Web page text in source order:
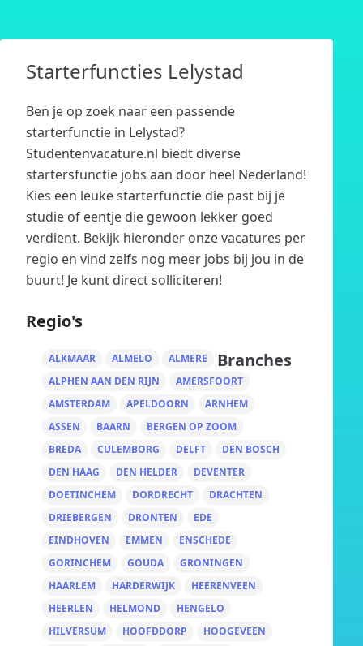
Starterfuncties Lelystad
Ben je op zoek naar een passende
starterfunctie in Lelystad?
Studentenvacature.nl biedt diverse
startersfunctie jobs aan door heel Nederland!
Kies een leuke starterfunctie die past bij je
studie of eentje die gewoon lekker goed
verdient. Bekijk hieronder onze vacatures per
regio en vind zelfs nog meer jobs bij jou in de
buurt! Je kunt direct solliciteren!
Regio's
ALKMAAR ALMELO
ALMERE
ALPHEN AAN DEN RIJN
AMERSFOORT
AMSTERDAM
APELDOORN
ARNHEM
ASSEN
BAARN
BERGEN OP ZOOM
BREDA
CULEMBORG DELFT
DEN BOSCH
DEN HAAG
DEN HELDER
DEVENTER
DOETINCHEM
DORDRECHT
DRACHTEN
DRIEBERGEN
DRONTEN
EDE
EINDHOVEN
EMMEN
ENSCHEDE
GORINCHEM
GOUDA
GRONINGEN
HAARLEM
HARDERWIJK
HEERENVEEN
HEERLEN
HELMOND
HENGELO
HILVERSUM
HOOFDDORP
HOOGEVEEN
Branches